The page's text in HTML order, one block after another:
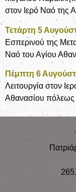
στον Ιερό Ναό της
Τετάρτη 5
Εσπερινού της
Ναό του Αγίου
Πέμπτη 6
Λειτουργία στον
Αθανασίου πόλεως